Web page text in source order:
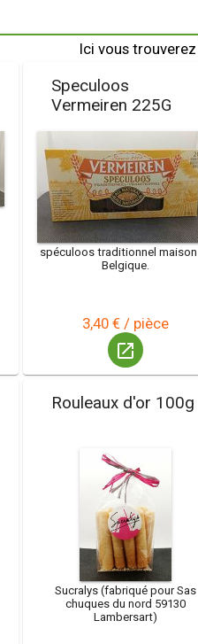
Ici vous
Speculoos
Vermeiren 225G
spéculoos traditionnel maison
Belgique.
3,40 € / pièce
launch
Rouleaux d'or 100g
Sucralys (fabriqué pour Sas
chuques du nord 59130
Lambersart)